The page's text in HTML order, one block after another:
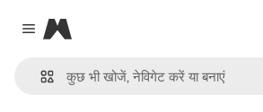
Close menu
Magnific